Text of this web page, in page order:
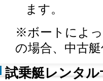
ます。
※ボートによ
の場合、中古
試乗艇レンタ